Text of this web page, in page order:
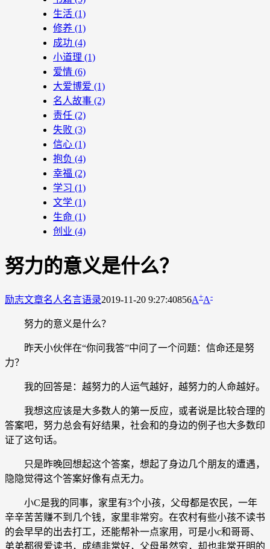
生活 (1)
修养 (1)
成功 (4)
小道理 (1)
爱情 (6)
大爱博爱 (1)
名人故事 (2)
责任 (2)
失败 (3)
信心 (1)
抱负 (4)
幸福 (2)
学习 (1)
文学 (1)
生命 (1)
创业 (4)
努力的意义是什么？
励志文章名人名言语录2019-11-20 9:27:40856A+A-
努力的意义是什么？
昨天小伙伴在“你问我答”中问了一个问题：信命还是努
力？
我的回答是：越努力的人运气越好，越努力的人命越好。
我想这应该是大多数人的第一反应，或者说是比较合理的
答案吧，努力总会有好结果，社会和的身边的例子也大多数印
证了这句话。
只是昨晚回想起这个答案，想起了身边几个朋友的遭遇，
隐隐觉得这个答案好像有点无力。
小C是我的同事，家里有3个小孩，父母都是农民，一年
辛辛苦苦赚不到几个钱，家里非常穷。在农村有些小孩不读书
的会早早的出去打工，还能帮补一点家用，可是小c和哥哥、
弟弟都很爱读书，成绩非常好，父母虽然穷，却也非常开明的